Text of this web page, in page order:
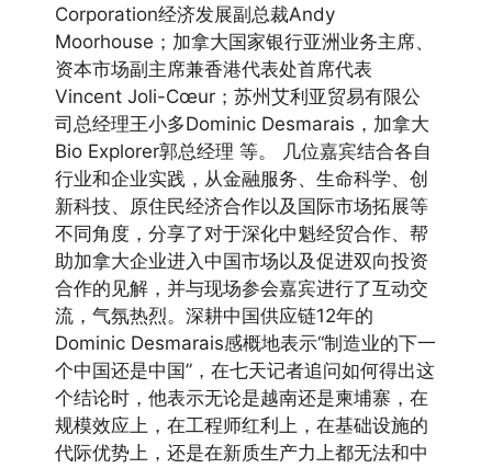
Corporation经济发展副总裁Andy
Moorhouse；加拿大国家银行亚洲业务主席、
资本市场副主席兼香港代表处首席代表
Vincent Joli-Cœur；苏州艾利亚贸易有限公
司总经理王小多Dominic Desmarais，加拿大
Bio Explorer郭总经理 等。 几位嘉宾结合各自
行业和企业实践，从金融服务、生命科学、创
新科技、原住民经济合作以及国际市场拓展等
不同角度，分享了对于深化中魁经贸合作、帮
助加拿大企业进入中国市场以及促进双向投资
合作的见解，并与现场参会嘉宾进行了互动交
流，气氛热烈。深耕中国供应链12年的
Dominic Desmarais感概地表示“制造业的下一
个中国还是中国”，在七天记者追问如何得出这
个结论时，他表示无论是越南还是柬埔寨，在
规模效应上，在工程师红利上，在基础设施的
代际优势上，还是在新质生产力上都无法和中